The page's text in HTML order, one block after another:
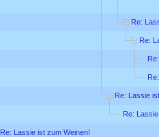
Re:
Re:
Re: Lassie
Re:
Re: Lassie ist zum Weinen!